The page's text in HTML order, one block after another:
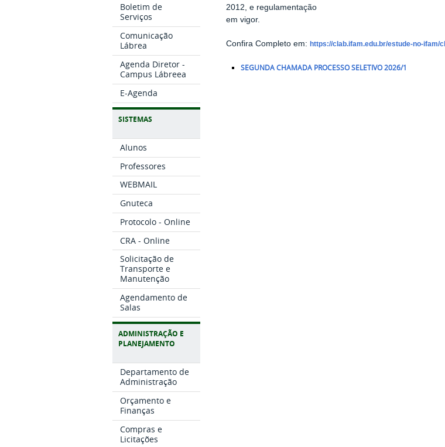
Boletim de
Serviços
Comunicação
Lábrea
Agenda Diretor -
Campus Lábreea
E-Agenda
SISTEMAS
Alunos
Professores
WEBMAIL
Gnuteca
Protocolo - Online
CRA - Online
Solicitação de
Transporte e
Manutenção
Agendamento de
Salas
ADMINISTRAÇÃO E
PLANEJAMENTO
Departamento de
Administração
Orçamento e
Finanças
Compras e
Licitações
2012, e regulamentação
em vigor.
Confira Completo em:https://clab.ifam.edu.br/estude-no-ifam/
SEGUNDA CHAMADA PROCESSO SELETIVO 2026/1